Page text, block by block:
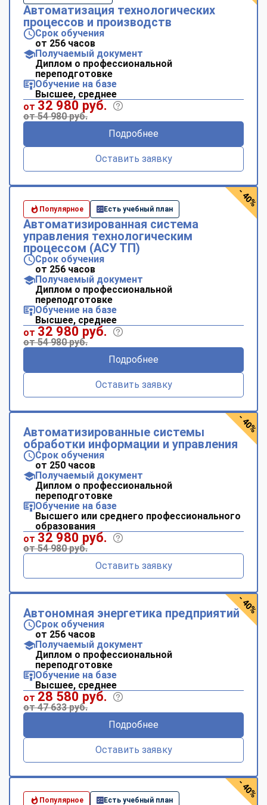
Автоматизация технологических
процессов и производств
Срок обучения
от 256 часов
Получаемый документ
Диплом о профессиональной
переподготовке
Обучение на базе
Высшее, среднее
от 32 980 руб.
от 54 980 руб.
Подробнее
Оставить заявку
Популярное Есть учебный план
Автоматизированная система
управления технологическим
процессом (АСУ ТП)
Срок обучения
от 256 часов
Получаемый документ
Диплом о профессиональной
переподготовке
Обучение на базе
Высшее, среднее
от 32 980 руб.
от 54 980 руб.
Подробнее
Оставить заявку
- 40%
Автоматизированные системы
обработки информации и управления
Срок обучения
от 250 часов
Получаемый документ
Диплом о профессиональной
переподготовке
Обучение на базе
Высшего или среднего профессионального
образования
от 32 980 руб.
от 54 980 руб.
Оставить заявку
- 40%
Автономная энергетика предприятий
Срок обучения
от 256 часов
Получаемый документ
Диплом о профессиональной
переподготовке
Обучение на базе
Высшее, среднее
от 28 580 руб.
от 47 633 руб.
Подробнее
Оставить заявку
- 40%
Популярное Есть учебный план
- 40%